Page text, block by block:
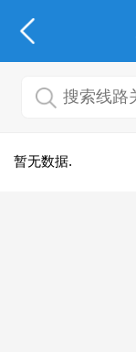
暂无数据.